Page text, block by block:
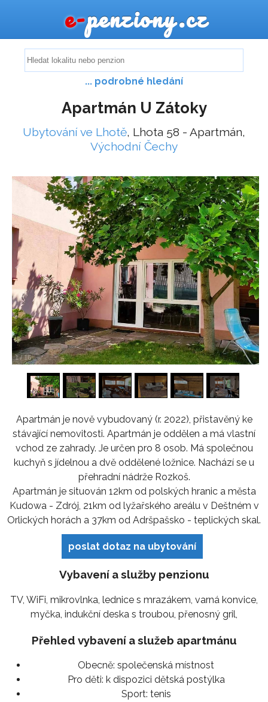
e-penziony.cz
... podrobné hledání
Apartmán U Zátoky
Ubytování ve Lhotě, Lhota 58 - Apartmán,
Východní Čechy
1/16
Apartmán je nově vybudovaný (r. 2022), přistavěný ke
stávající nemovitosti. Apartmán je oddělen a má vlastní
vchod ze zahrady. Je určen pro 8 osob. Má společnou
kuchyň s jídelnou a dvě oddělené ložnice. Nachází se u
přehradní nádrže Rozkoš.
Apartmán je situován 12km od polských hranic a města
Kudowa - Zdrój, 21km od lyžařského areálu v Deštném v
Orlických horách a 37km od Adršpašsko - teplických skal.
poslat dotaz na ubytování
Vybavení a služby penzionu
TV, WiFi, mikrovlnka, lednice s mrazákem, varná konvice,
myčka, indukční deska s troubou, přenosný gril,
Přehled vybavení a služeb apartmánu
Obecně: společenská místnost
Pro děti: k dispozici dětská postýlka
Sport: tenis